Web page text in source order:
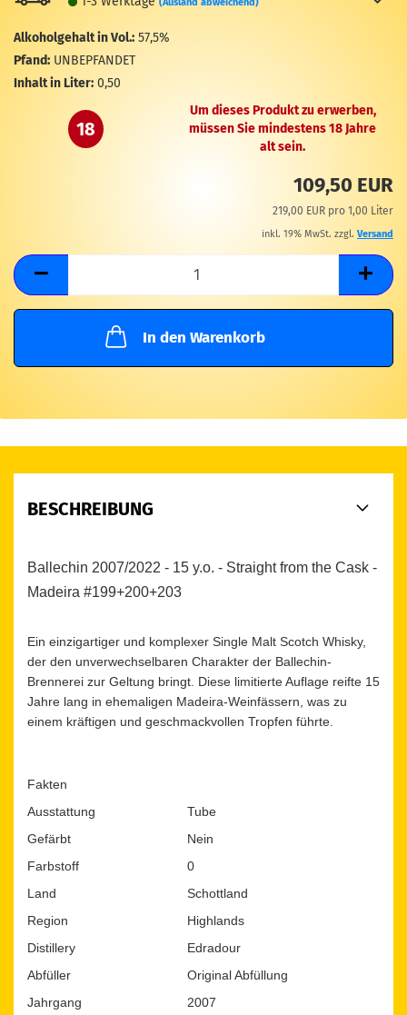
Alkoholgehalt in Vol.: 57,5%
Pfand: UNBEPFANDET
Inhalt in Liter: 0,50
18
Um dieses Produkt zu erwerben,
müssen Sie mindestens 18 Jahre
alt sein.
109,50 EUR
219,00 EUR pro 1,00 Liter
inkl. 19% MwSt. zzgl. Versand
In den Warenkorb
BESCHREIBUNG
Ballechin 2007/2022 - 15 y.o. - Straight from the Cask -
Madeira #199+200+203
Ein einzigartiger und komplexer Single Malt Scotch Whisky,
der den unverwechselbaren Charakter der Ballechin-
Brennerei zur Geltung bringt. Diese limitierte Auflage reifte 15
Jahre lang in ehemaligen Madeira-Weinfässern, was zu
einem kräftigen und geschmackvollen Tropfen führte.
Fakten
Ausstattung
Tube
Gefärbt
Nein
Farbstoff
0
Land
Schottland
Region
Highlands
Distillery
Edradour
Abfüller
Original Abfüllung
Jahrgang
2007